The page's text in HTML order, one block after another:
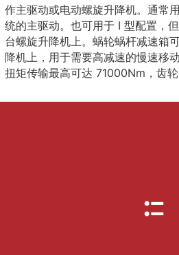
作主驱动或电动螺旋升降机。通常
统的主驱动。也可用于 I 型配置，
台螺旋升降机上。蜗轮蜗杆减速箱
降机上，用于需要高减速的慢速移动
扭矩传输最高可达 71000Nm，齿轮